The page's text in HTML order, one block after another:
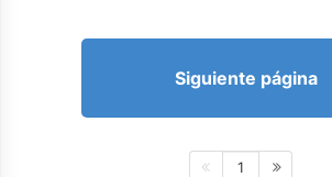
Siguiente página
1